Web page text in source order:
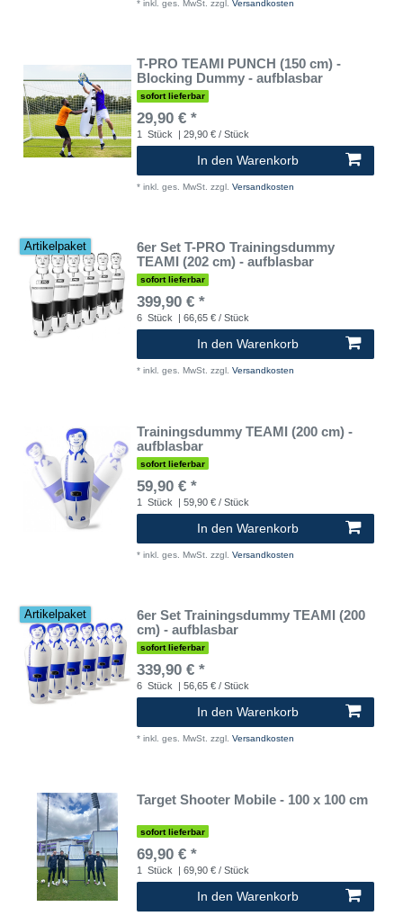
* inkl. ges. MwSt. zzgl. Versandkosten
T-PRO TEAMI PUNCH (150 cm) -
Blocking Dummy - aufblasbar
sofort lieferbar
29,90 € *
1 Stück | 29,90 € / Stück
In den Warenkorb
* inkl. ges. MwSt. zzgl. Versandkosten
Artikelpaket
6er Set T-PRO Trainingsdummy
TEAMI (202 cm) - aufblasbar
sofort lieferbar
399,90 € *
6 Stück | 66,65 € / Stück
In den Warenkorb
* inkl. ges. MwSt. zzgl. Versandkosten
Trainingsdummy TEAMI (200 cm) -
aufblasbar
sofort lieferbar
59,90 € *
1 Stück | 59,90 € / Stück
In den Warenkorb
* inkl. ges. MwSt. zzgl. Versandkosten
Artikelpaket
6er Set Trainingsdummy TEAMI (200
cm) - aufblasbar
sofort lieferbar
339,90 € *
6 Stück | 56,65 € / Stück
In den Warenkorb
* inkl. ges. MwSt. zzgl. Versandkosten
Target Shooter Mobile - 100 x 100 cm
sofort lieferbar
69,90 € *
1 Stück | 69,90 € / Stück
In den Warenkorb